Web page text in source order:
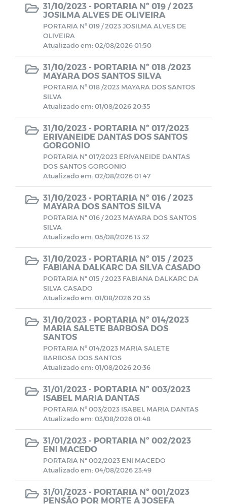
Demonstrativos Contábeis
Comitê de Investimentos
Contratos
Avisos
PORTARIAS RPPS 2023
BALANCETES 2023
CONVENIOS 2023
BALANCETES 2024
COMITE DE INVESTIMENTO 2023
COMITER DE INVESTIMENTO 2024
RESUMO GERAL DA PREVIDENCIA 2024
CONTRATOS 2024
BALANCETES 2025
Documentos
Editais
Horários Funcionários
Manuais
31/10/2023 - PORTARIA Nº 019 / 2023
JOSILMA ALVES DE OLIVEIRA
PORTARIA Nº 019 / 2023 JOSILMA ALVES DE
OLIVEIRA
Atualizado em: 02/08/2026 01:50
31/10/2023 - PORTARIA Nº 018 /2023
MAYARA DOS SANTOS SILVA
PORTARIA Nº 018 /2023 MAYARA DOS SANTOS
SILVA
Atualizado em: 01/08/2026 20:35
31/10/2023 - PORTARIA Nº 017/2023
ERIVANEIDE DANTAS DOS SANTOS
GORGONIO
PORTARIA Nº 017/2023 ERIVANEIDE DANTAS
DOS SANTOS GORGONIO
Atualizado em: 02/08/2026 01:47
31/10/2023 - PORTARIA Nº 016 / 2023
MAYARA DOS SANTOS SILVA
PORTARIA Nº 016 / 2023 MAYARA DOS SANTOS
SILVA
Atualizado em: 05/08/2026 13:32
31/10/2023 - PORTARIA Nº 015 / 2023
FABIANA DALKARC DA SILVA CASADO
PORTARIA Nº 015 / 2023 FABIANA DALKARC DA
SILVA CASADO
Atualizado em: 01/08/2026 20:35
31/10/2023 - PORTARIA Nº 014/2023
MARIA SALETE BARBOSA DOS
SANTOS
PORTARIA Nº 014/2023 MARIA SALETE
BARBOSA DOS SANTOS
Atualizado em: 01/08/2026 20:36
31/01/2023 - PORTARIA Nº 003/2023
ISABEL MARIA DANTAS
PORTARIA Nº 003/2023 ISABEL MARIA DANTAS
Atualizado em: 03/08/2026 01:48
31/01/2023 - PORTARIA Nº 002/2023
ENI MACEDO
PORTARIA Nº 002/2023 ENI MACEDO
Atualizado em: 04/08/2026 23:49
31/01/2023 - PORTARIA Nº 001/2023
PENSÃO POR MORTE A JOSEFA